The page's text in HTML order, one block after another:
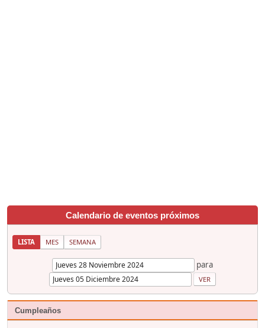
Calendario de eventos próximos
LISTA MES SEMANA
para
Cumpleaños